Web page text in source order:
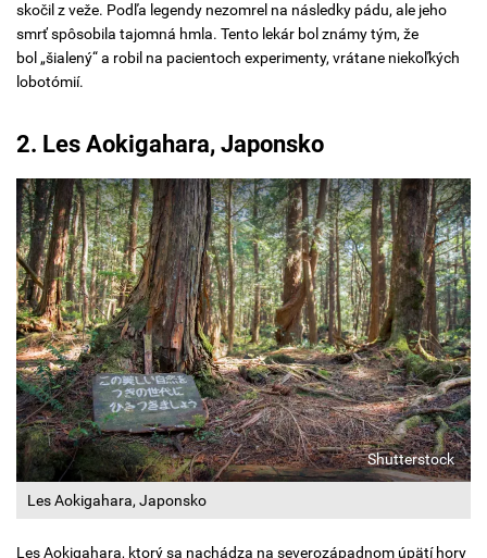
skočil z veže. Podľa legendy nezomrel na následky pádu, ale jeho
smrť spôsobila tajomná hmla. Tento lekár bol známy tým, že
bol „šialený“ a robil na pacientoch experimenty, vrátane niekoľkých
lobotómií.
2. Les Aokigahara, Japonsko
Les Aokigahara, Japonsko
Shutterstock
Les Aokigahara, ktorý sa nachádza na severozápadnom úpätí hory